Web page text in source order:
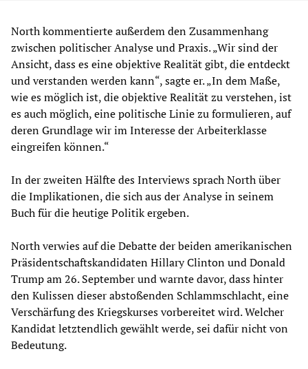
North kommentierte außerdem den Zusammenhang
zwischen politischer Analyse und Praxis. „Wir sind der
Ansicht, dass es eine objektive Realität gibt, die entdeckt
und verstanden werden kann“, sagte er. „In dem Maße,
wie es möglich ist, die objektive Realität zu verstehen, ist
es auch möglich, eine politische Linie zu formulieren, auf
deren Grundlage wir im Interesse der Arbeiterklasse
eingreifen können.“
In der zweiten Hälfte des Interviews sprach North über
die Implikationen, die sich aus der Analyse in seinem
Buch für die heutige Politik ergeben.
North verwies auf die Debatte der beiden amerikanischen
Präsidentschaftskandidaten Hillary Clinton und Donald
Trump am 26. September und warnte davor, dass hinter
den Kulissen dieser abstoßenden Schlammschlacht, eine
Verschärfung des Kriegskurses vorbereitet wird. Welcher
Kandidat letztendlich gewählt werde, sei dafür nicht von
Bedeutung.